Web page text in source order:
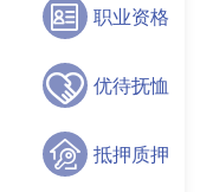
职业资格
优待抚恤
抵押质押